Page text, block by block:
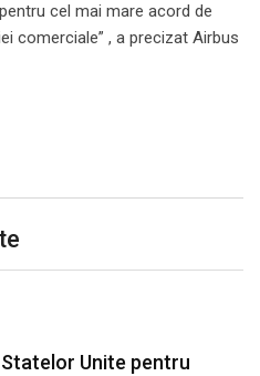
cel mai mare acord de
comerciale” , a precizat Airbus
Unite pentru